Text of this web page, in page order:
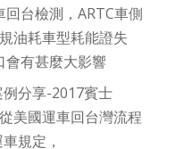
台檢測，ARTC車側
油耗車型耗能證失
會有甚麼大影響
分享-2017賓士
美國運車回台灣流程
規定，